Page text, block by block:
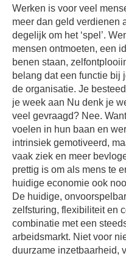
Werken is voor veel
meer dan geld verdienen
degelijk om het ‘spel’.
mensen ontmoeten, een
benen staan,
belang dat een functie bij
de organisatie. Je
je week aan Nu denk je
veel gevraagd? Nee.
voelen in hun baan en
intrinsiek gemotiveerd,
vaak ziek en meer
prettig is om als mens te
huidige economie ook
De huidige,
zelfsturing, flexibiliteit en
combinatie met een
arbeidsmarkt. Niet voor
duurzame inzetbaarheid,